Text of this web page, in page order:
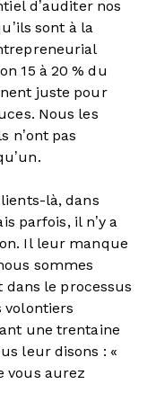
d’auditer nos
sont à la
15 à 20 % du
juste pour
Nous les
n’ont pas
là, dans
parfois, il n’y a
Il leur manque
sommes
le processus
volontiers
une trentaine
leur disons : «
vous aurez